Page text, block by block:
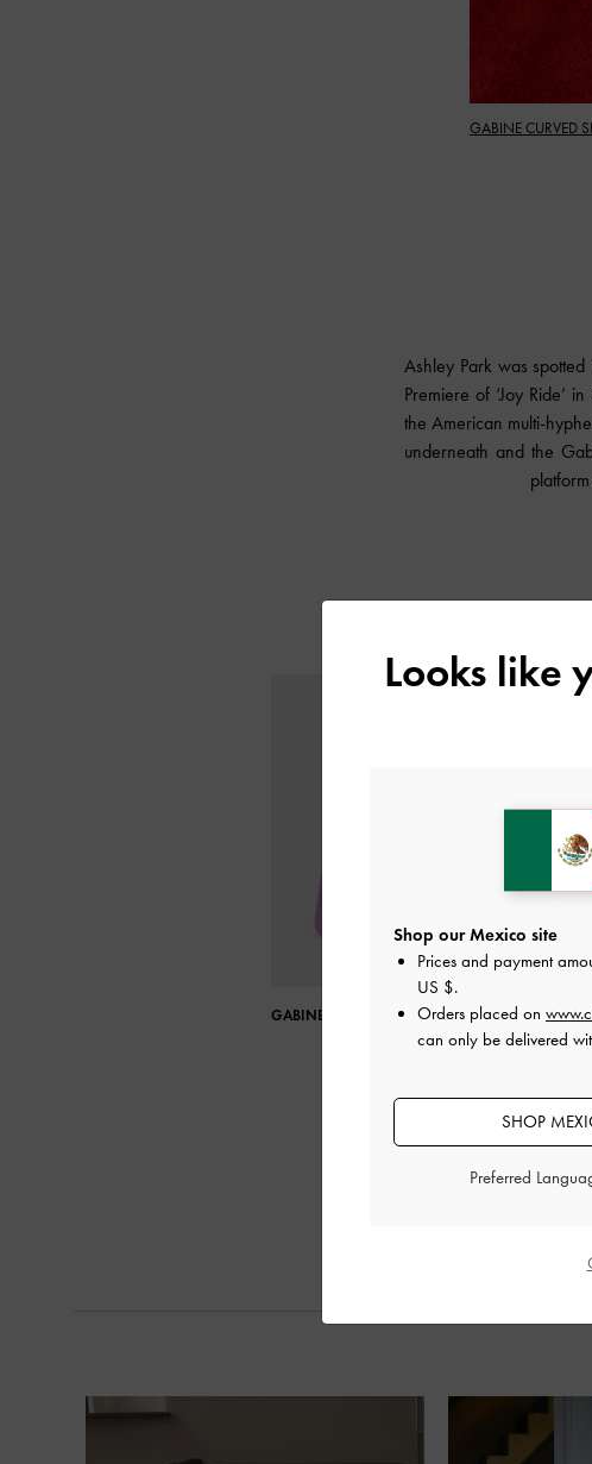
GABINE CURVED
Ashley Park was spotted
Premiere of ‘Joy Ride’
the American multi-
underneath and the
platform
GABINE CURVED SHOULDER BAG
Looks like
Shop our Mexico site
Prices and payment
US $.
Orders placed on
can only be delivered
SHOP
Preferred